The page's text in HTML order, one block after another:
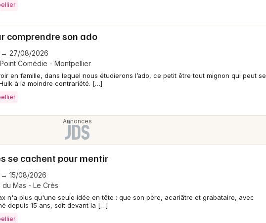
comprendre son ado
→ 27/08/2026
Comédie - Montpellier
en famille, dans lequel nous étudierons l’ado, ce petit être tout mignon qui peut se
à la moindre contrariété. […]
se cachent pour mentir
15/08/2026
du Mas - Le Crès
n'a plus qu'une seule idée en tête : que son père, acariâtre et grabataire, avec
depuis 15 ans, soit devant la […]